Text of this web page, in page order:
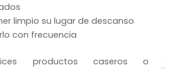
limpio su lugar de descanso
con frecuencia
productos caseros o